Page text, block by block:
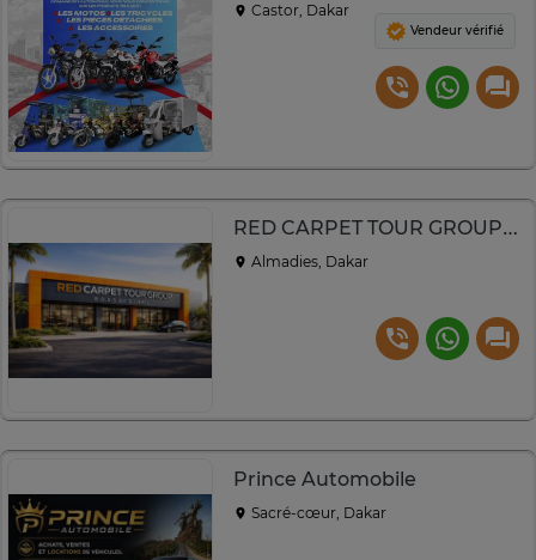
Castor, Dakar
Vendeur vérifié
RED CARPET TOUR GROUP B.O.S.S BY DJIBRIL – SAS
Almadies, Dakar
Prince Automobile
Sacré-cœur, Dakar